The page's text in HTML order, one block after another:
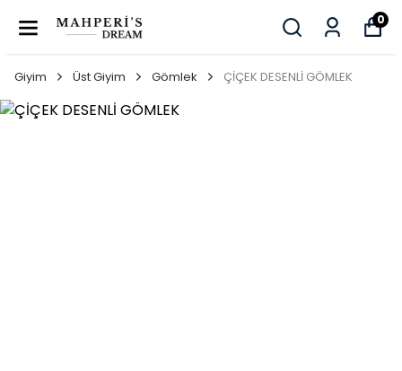
0
Giyim Üst Giyim Gömlek ÇİÇEK DESENLİ GÖMLEK